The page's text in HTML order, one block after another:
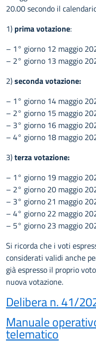
20.00 secondo il
1) prima votazione:
– 1° giorno 12 maggio
– 2° giorno 13 maggio
2)seconda votazione:
– 1° giorno 14 maggio
– 2° giorno 15 maggio
– 3° giorno 16 maggio
– 4° giorno 18 maggio
3)terza votazione:
– 1° giorno 19 maggio
– 2° giorno 20 maggio
– 3° giorno 21 maggio
– 4° giorno 22 maggio
– 5° giorno 23 maggio
Si ricorda che i voti
considerati validi anche
già espresso il proprio
nuova votazione.
Delibera n. 41/
Manuale
telematico